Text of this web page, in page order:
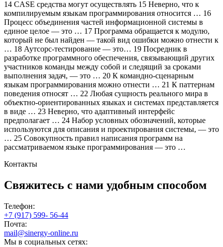
14 CASE средства могут осуществлять 15 Неверно, что к
компилируемым языкам программирования относится … 16
Процесс объединения частей информационной системы в
единое целое — это … 17 Программа обращается к модулю,
который не был найден — такой вид ошибки можно отнести к
… 18 Аутсорс-тестирование — это… 19 Посредник в
разработке программного обеспечения, связывающий других
участников команды между собой и следящий за сроками
выполнения задач, — это … 20 К командно-сценарным
языкам программирования можно отнести … 21 К паттернам
поведения относят … 22 Любая сущность реального мира в
объектно-ориентированных языках и системах представляется
в виде … 23 Неверно, что адаптивный интерфейс
предполагает … 24 Набор условных обозначений, которые
используются для описания и проектирования системы, — это
… 25 Совокупность правил написания программ на
рассматриваемом языке программирования — это …
Контакты
Свяжитесь с нами удобным способом
Телефон:
+7 (917) 599- 56-44
Почта:
mail@sinergy-online.ru
Мы в социальных сетях: